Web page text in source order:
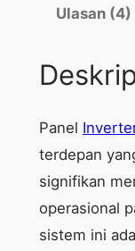
Ulasan (4)
Panel
terdepan
signifikan
operasional
sistem ini